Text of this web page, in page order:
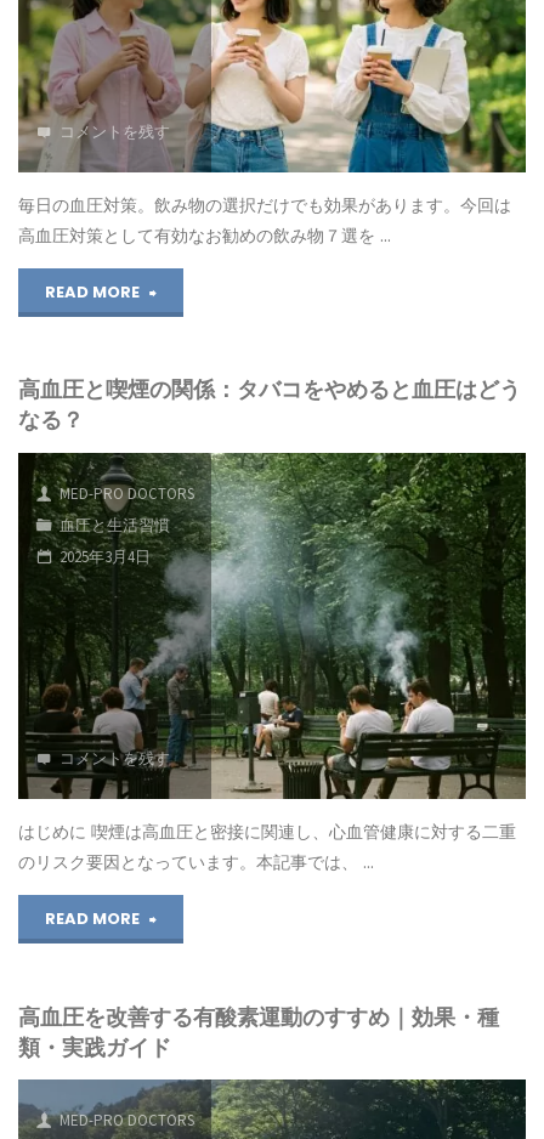
と
注
意
点"
関
係
｜
減
塩
ツ
お
す
す
め
レ
シ
ピ"
コメントを残す
毎日の血圧対策。飲み物の選択だけでも効果があります。今回は
高血圧対策として有効なお勧めの飲み物７選を …
READ MORE
"血
を
げ
る
飲
み
物
と
は？
お
す
す
の
み
高血圧と喫煙の関係：タバコをやめると血圧はどう
なる？
MED-PRO DOCTORS
血圧と生活習慣
2025年3月4日
コメントを残す
はじめに 喫煙は高血圧と密接に関連し、心血管健康に対する二重
のリスク要因となっています。本記事では、 …
READ MORE
"高
圧
と
喫
高血圧を改善する有酸素運動のすすめ｜効果・種
類・実践ガイド
MED-PRO DOCTORS